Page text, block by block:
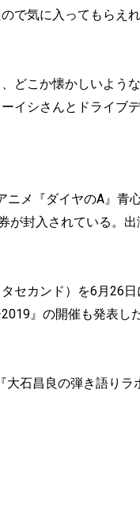
で気に入ってもらえ
どこか懐かしいよう
イシさんとドライブ
ニメ『ダイヤのA』青
が封入されている。出
セカンド）を6月26日
』の開催も発表し
石昌良の弾き語りラ